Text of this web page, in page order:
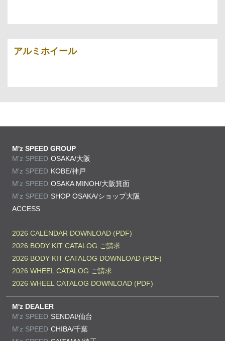
アルミホイール
M'z SPEED GROUP
M'z SPEED OSAKA/大阪
M'z SPEED KOBE/神戸
M'z SPEED OSAKA MINOH/大阪箕面
M'z SPEED SHOP OSAKA/ショップ大阪
ACCESS
2026 CALENDAR DOWNLOAD (PDF)
2026 BODY KIT CATALOG ご請求
2026 BODY KIT CATALOG DOWNLOAD (PDF)
2026 WHEEL CATALOG ご請求
2026 WHEEL CATALOG DOWNLOAD (PDF)
M'z DEALER
M'z SPEED SENDAI/仙台
M'z SPEED CHIBA/千葉